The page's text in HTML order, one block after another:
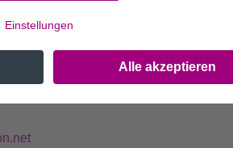
bitte an: